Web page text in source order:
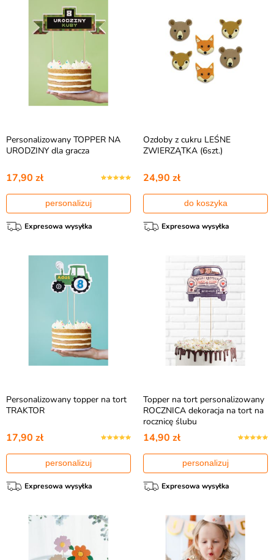
Personalizowany TOPPER NA
URODZINY dla gracza
17,90 zł
personalizuj
Expresowa wysyłka
Ozdoby z cukru LEŚNE
ZWIERZĄTKA (6szt.)
24,90 zł
do koszyka
Expresowa wysyłka
Personalizowany topper na tort
TRAKTOR
17,90 zł
personalizuj
Expresowa wysyłka
Topper na tort personalizowany
ROCZNICA dekoracja na tort na
rocznicę ślubu
14,90 zł
personalizuj
Expresowa wysyłka